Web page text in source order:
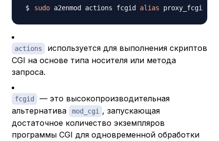
sudo a2enmod actions fcgid alias
actions
используется для выполнения скриптов
CGI на основе типа носителя или метода
запроса.
fcgid
— это высокопроизводительная
альтернатива
mod_cgi , запускающая
достаточное количество экземпляров
программы CGI для одновременной обработки